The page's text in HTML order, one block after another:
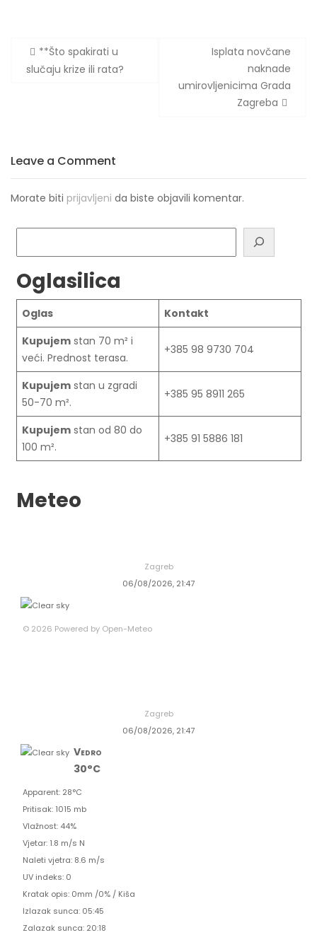
Navigacija
objava
**Što spakirati u
slučaju krize ili rata?
Isplata novčane
naknade
umirovljenicima Grada
Zagreba
Leave a Comment
Morate biti prijavljeni da biste objavili komentar.
Oglasilica
Oglas
Kontakt
Kupujemstan 70 m² i
veći. Prednost terasa.
+385 98 9730 704
Kupujemstan u zgradi
50-70 m².
+385 95 8911 265
Kupujemstan od 80 do
100 m².
+385 91 5886 181
Meteo
Zagreb
06/08/2026, 21:47
© 2026 Powered by Open-Meteo
Zagreb
06/08/2026, 21:47
Vedro
30°C
Apparent: 28°C
Pritisak: 1015 mb
Vlažnost: 44%
Vjetar: 1.8 m/s N
Naleti vjetra: 8.6 m/s
UV indeks: 0
Kratak opis: 0mm /0%/ Kiša
Izlazak sunca: 05:45
Zalazak sunca: 20:18